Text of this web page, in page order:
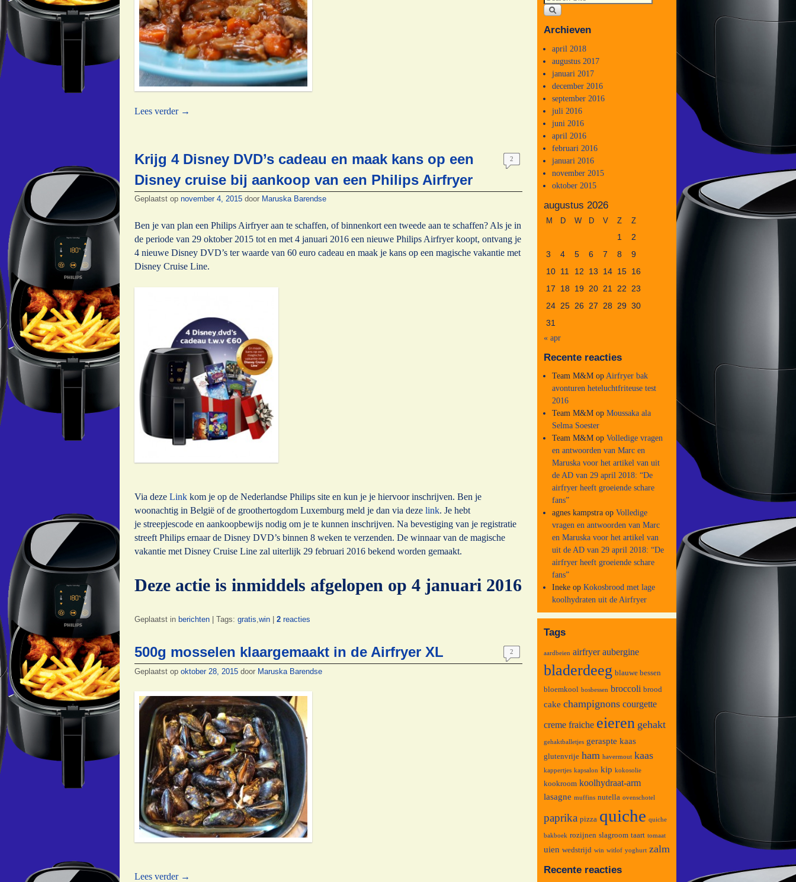
Lees verder →
Krijg 4 Disney DVD’s cadeau en maak kans op een
Disney cruise bij aankoop van een Philips Airfryer
Geplaatst op november 4, 2015 door Maruska Barendse
2
Ben je van plan een Philips Airfryer aan te schaffen, of binnenkort een tweede aan te schaffen? Als je in
de periode van 29 oktober 2015 tot en met 4 januari 2016 een nieuwe Philips Airfryer koopt, ontvang je
4 nieuwe Disney DVD’s ter waarde van 60 euro cadeau en maak je kans op een magische vakantie met
Disney Cruise Line.
Via deze Link kom je op de Nederlandse Philips site en kun je je hiervoor inschrijven. Ben je
woonachtig in België of de groothertogdom Luxemburg meld je dan via deze link. Je hebt
je streepjescode en aankoopbewijs nodig om je te kunnen inschrijven. Na bevestiging van je registratie
streeft Philips ernaar de Disney DVD’s binnen 8 weken te verzenden. De winnaar van de magische
vakantie met Disney Cruise Line zal uiterlijk 29 februari 2016 bekend worden gemaakt.
Deze actie is inmiddels afgelopen op 4 januari 2016
Geplaatst in berichten Tags: gratis win 2 reacties
500g mosselen klaargemaakt in de Airfryer XL
Geplaatst op oktober 28, 2015 door Maruska Barendse
2
Lees verder →
Archieven
april 2018
augustus 2017
januari 2017
december 2016
september 2016
juli 2016
juni 2016
april 2016
februari 2016
januari 2016
november 2015
oktober 2015
augustus 2026
M D W D V Z Z
1
2
3
4 5 6 7 8
9
10 11 12 13 14 15 16
17
18 19 20 21 22
23
24 25 26 27 28 29 30
31
« apr
Recente reacties
Team M&M op Airfryer bak
avonturen heteluchtfriteuse test
2016
Team M&M opMoussaka ala
Selma Soester
Team M&M opVolledige vragen
en antwoorden van Marc en
Maruska voor het artikel van uit
de AD van 29 april 2018: “De
airfryer heeft groeiende schare
fans”
agnes kampstra opVolledige
vragen en antwoorden van Marc
en Maruska voor het artikel van
uit de AD van 29 april 2018: “De
airfryer heeft groeiende schare
fans”
Ineke opKokosbrood met lage
koolhydraten uit de Airfryer
Tags
aardbeien airfryer aubergine
bladerdeeg blauwe bessen
bloemkool bosbessen broccoli brood
cake champignons courgette
creme fraiche eieren gehakt
gehaktballetjes geraspte kaas
glutenvrije ham havermout kaas
kappertjes kapsalon kip kokosolie
kookroom koolhydraat-arm
lasagne muffins nutella ovenschotel
paprika pizza quiche quiche
bakboek rozijnen slagroom taart tomaat
uien wedstrijd win witlof yoghurt zalm
Recente reacties